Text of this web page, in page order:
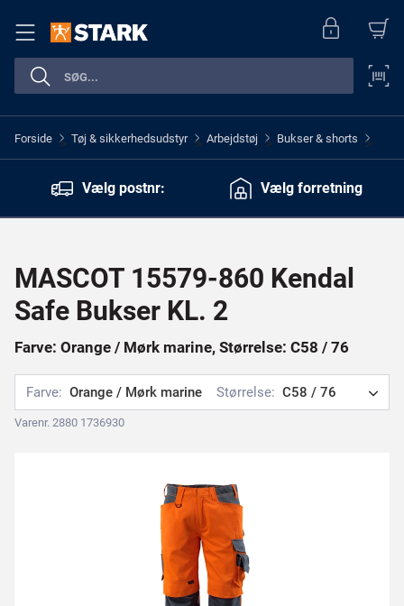
Forside > Tøj & sikkerhedsudstyr > Arbejdstøj > Bukser & shorts >
Vælg postnr: Vælg forretning
MASCOT 15579-860 Kendal
Safe Bukser KL. 2
Farve: Orange / Mørk marine, Størrelse: C58 / 76
Farve: Orange / Mørk marine Størrelse: C58 / 76
Varenr. 2880 1736930